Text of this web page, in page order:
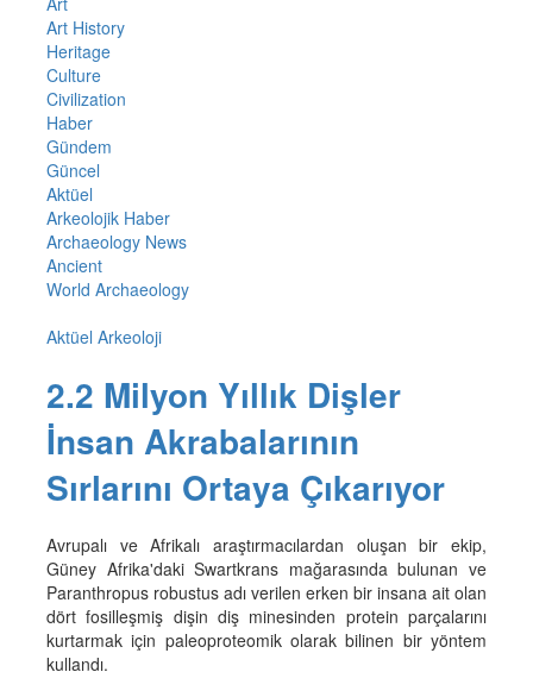
Art History
Heritage
Culture
Civilization
Haber
Gündem
Güncel
Aktüel
Arkeolojik Haber
Archaeology News
Ancient
World Archaeology
Aktüel Arkeoloji
2.2 Milyon Yıllık Dişler
İnsan Akrabalarının
Sırlarını Ortaya Çıkarıyor
Avrupalı ve Afrikalı araştırmacılardan oluşan bir ekip,
Güney Afrika'daki Swartkrans mağarasında bulunan ve
Paranthropus robustus adı verilen erken bir insana ait olan
dört fosilleşmiş dişin diş minesinden protein parçalarını
kurtarmak için paleoproteomik olarak bilinen bir yöntem
kullandı.